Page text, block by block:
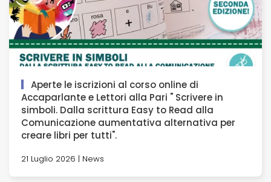
Aperte le iscrizioni al corso online di
Accaparlante e Lettori alla Pari " Scrivere in
simboli. Dalla scrittura Easy to Read alla
Comunicazione aumentativa alternativa per
creare libri per tutti".
21 Luglio 2026 | News